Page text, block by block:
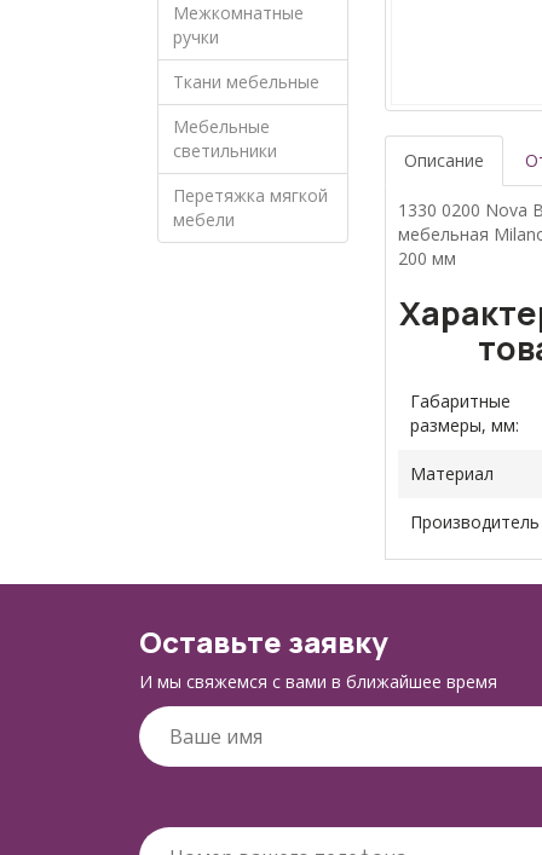
Межкомнатные
ручки
Ткани мебельные
Мебельные
светильники
Перетяжка мягкой
мебели
Описание
1330 0200 Nova
мебельная
200 мм
Габаритные
размеры, мм:
Материал
Производитель
Оставьте заявку
И мы свяжемся с вами в ближайшее время